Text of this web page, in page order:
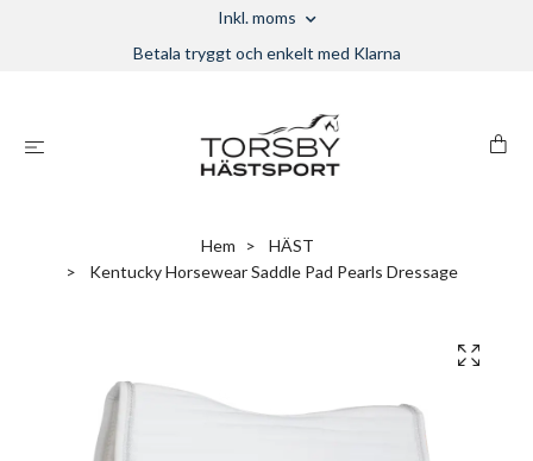
Inkl. moms
Betala tryggt och enkelt med Klarna
Hem
HÄST
Kentucky Horsewear Saddle Pad Pearls Dressage